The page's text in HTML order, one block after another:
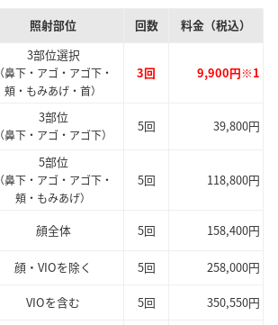
照射部位 回数 料金（税込）
3部位選択
（鼻下・アゴ・アゴ下・
頬・もみあげ・首）
3回 9,900円※1
3部位
（鼻下・アゴ・アゴ下）
5回 39,800円
5部位
（鼻下・アゴ・アゴ下・
頬・もみあげ）
5回 118,800円
顔全体 5回 158,400円
顔・VIOを除く 5回 258,000円
VIOを含む 5回 350,550円